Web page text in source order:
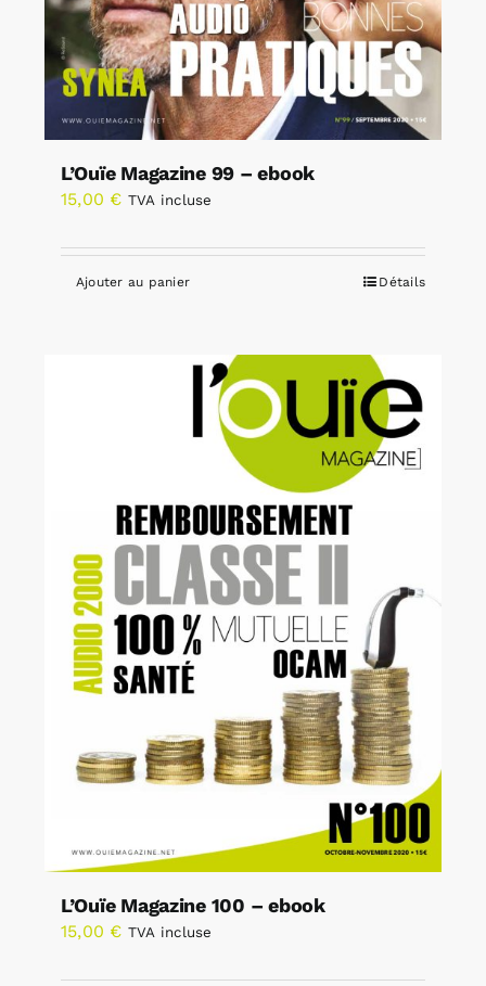
L’Ouïe Magazine 99 – ebook
15,00 € TVA incluse
Ajouter au panier Détails
L’Ouïe Magazine 100 – ebook
15,00 € TVA incluse